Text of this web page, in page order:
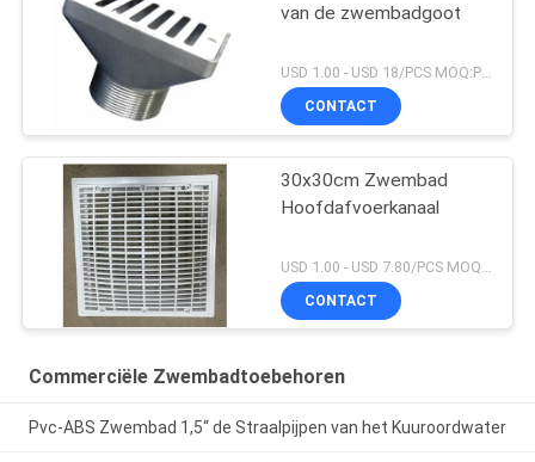
van de zwembadgoot
USD 1.00 - USD 18/PCS MOQ:PCs 1
CONTACT
30x30cm Zwembad
Hoofdafvoerkanaal
USD 1.00 - USD 7.80/PCS MOQ:PCs 1
CONTACT
Commerciële Zwembadtoebehoren
Pvc-ABS Zwembad 1,5“ de Straalpijpen van het Kuuroordwater